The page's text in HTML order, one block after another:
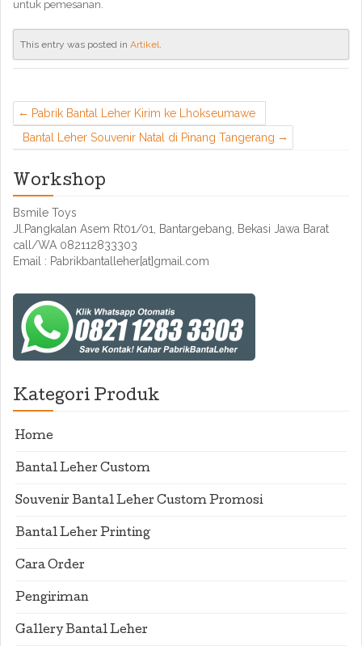
untuk pemesanan.
This entry was posted in Artikel.
Pabrik Bantal Leher Kirim ke Lhokseumawe
Bantal Leher Souvenir Natal di Pinang Tangerang
Workshop
Bsmile Toys
Jl.Pangkalan Asem Rt01/01, Bantargebang, Bekasi Jawa Barat
call/WA 082112833303
Email : Pabrikbantalleher[at]gmail.com
Kategori Produk
Home
Bantal Leher Custom
Souvenir Bantal Leher Custom Promosi
Bantal Leher Printing
Cara Order
Pengiriman
Gallery Bantal Leher